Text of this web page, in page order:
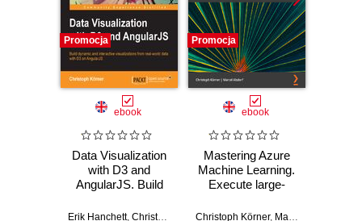
Promocja
ebook
Data Visualization
with D3 and
AngularJS. Build
interactive
Erik Hanchett, Christoph Körner
Promocja
ebook
Mastering Azure
Machine Learning.
Execute large-
machine learning
Christoph Körner, Marcel Alsdorf